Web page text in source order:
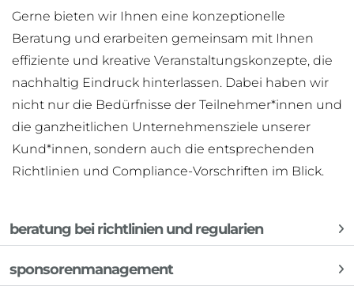
Gerne bieten wir Ihnen eine konzeptionelle
Beratung und erarbeiten gemeinsam mit Ihnen
effiziente und kreative Veranstaltungskonzepte, die
nachhaltig Eindruck hinterlassen. Dabei haben wir
nicht nur die Bedürfnisse der Teilnehmer*innen und
die ganzheitlichen Unternehmensziele unserer
Kund*innen, sondern auch die entsprechenden
Richtlinien und Compliance-Vorschriften im Blick.
beratung bei richtlinien und regularien
sponsorenmanagement